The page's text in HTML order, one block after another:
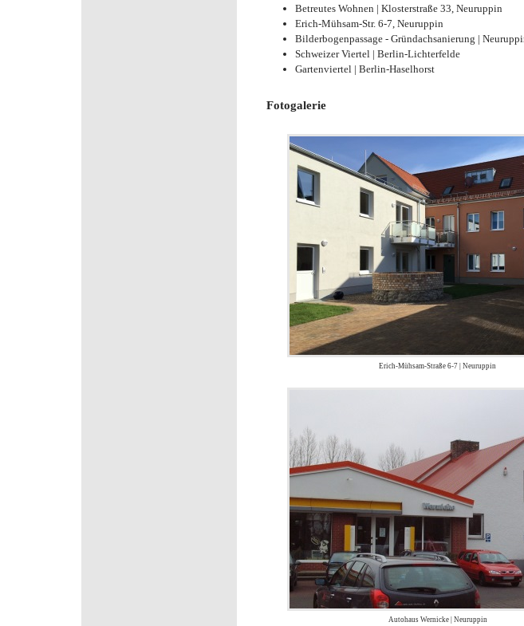
Betreutes Wohnen | Klosterstraße 33, Neuruppin
Erich-Mühsam-Str. 6-7, Neuruppin
Bilderbogenpassage - Gründachsanierung |
Schweizer Viertel | Berlin-Lichterfelde
Gartenviertel | Berlin-Haselhorst
Fotogalerie
Erich-Mühsam-Straße 6-7 | Neuruppin
Autohaus Wernicke | Neuruppin